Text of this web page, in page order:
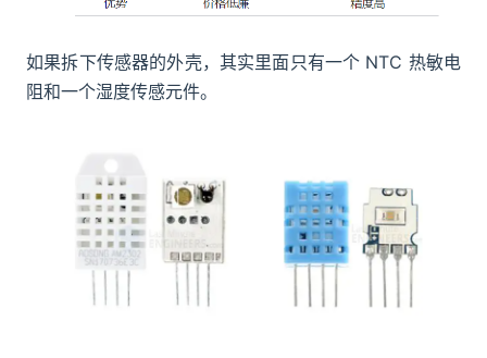
如果拆下传感器的外壳，其实里面只有一个 NTC 热敏电
阻和一个湿度传感元件。